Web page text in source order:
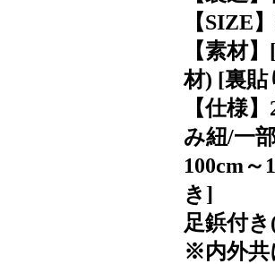
【SIZE
【素材
材) [裏
【仕様
み紐/一
100cm
き]
足鋲付
※内外共